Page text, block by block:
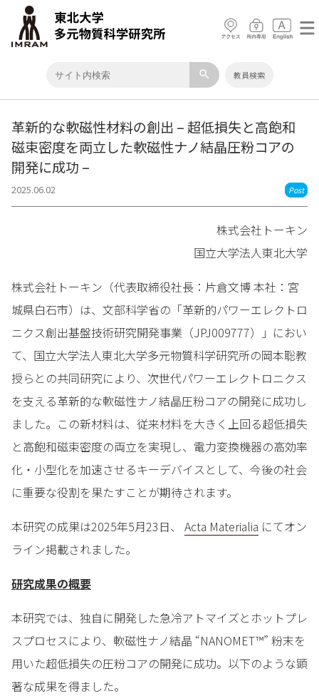
search 教員検索
革新的な軟磁性材料の創出 – 超低損失と高飽和
磁束密度を両立した軟磁性ナノ結晶圧粉コアの
開発に成功 –
2025.06.02 Post
株式会社トーキン
国立大学法人東北大学
株式会社トーキン（代表取締役社長：片倉文博 本社：宮
城県白石市）は、文部科学省の「革新的パワーエレクトロ
ニクス創出基盤技術研究開発事業（JPJ009777）」におい
て、国立大学法人東北大学多元物質科学研究所の岡本聡教
授らとの共同研究により、次世代パワーエレクトロニクス
を支える革新的な軟磁性ナノ結晶圧粉コアの開発に成功し
ました。この新材料は、従来材料を大きく上回る超低損失
と高飽和磁束密度の両立を実現し、電力変換機器の高効率
化・小型化を加速させるキーデバイスとして、今後の社会
に重要な役割を果たすことが期待されます。
本研究の成果は2025年5月23日、 Acta Materialia にてオン
ライン掲載されました。
研究成果の概要
本研究では、独自に開発した急冷アトマイズとホットプレ
スプロセスにより、軟磁性ナノ結晶 “NANOMET™” 粉末を
用いた超低損失の圧粉コアの開発に成功。以下のような顕
著な成果を得ました。